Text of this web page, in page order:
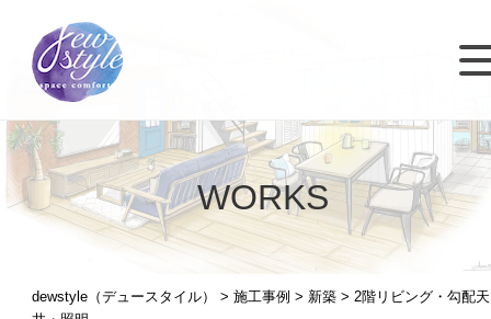
WORKS
dewstyle（デュースタイル） >施工事例 > 新築 >2階リビング・勾配天